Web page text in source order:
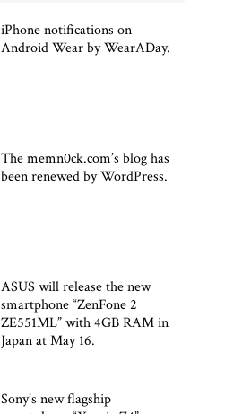
iPhone notifications on
Android Wear by WearADay.
The memn0ck.com’s blog has
been renewed by WordPress.
ASUS will release the new
smartphone “ZenFone 2
ZE551ML” with 4GB RAM in
Japan at May 16.
Sony’s new flagship